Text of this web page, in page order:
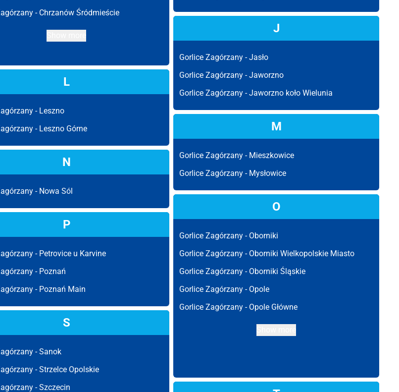
- Chrzanów Śródmieście
J
Gorlice Zagórzany -Jasło
Gorlice Zagórzany -Jaworzno
Gorlice Zagórzany -Jaworzno koło Wielunia
L
- Leszno
- Leszno Górne M
Gorlice Zagórzany - Mieszkowice
Gorlice Zagórzany - Mysłowice
N
- Nowa Sól
O
Gorlice Zagórzany - Oborniki
Gorlice Zagórzany - Oborniki Wielkopolskie Miasto
Gorlice Zagórzany - Oborniki Śląskie
Gorlice Zagórzany - Opole
Gorlice Zagórzany - Opole Główne
P
- Petrovice u Karvine
- Poznań
- Poznań Main
S
-Sanok
-Strzelce Opolskie
-Szczecin